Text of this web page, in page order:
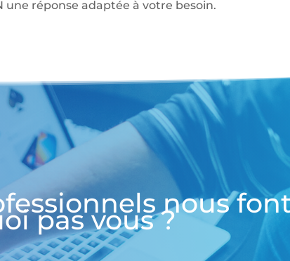
une réponse adaptée à votre besoin.
nous
pas vous ?